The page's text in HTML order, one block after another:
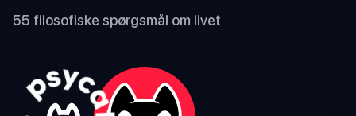
55 filosofiske spørgsmål om livet